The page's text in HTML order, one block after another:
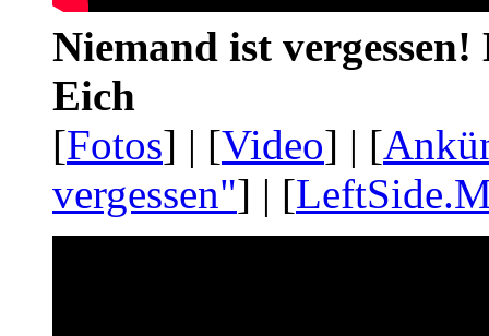
Niemand ist
Eich
[Fotos] | [Video] | [
vergessen"] | [